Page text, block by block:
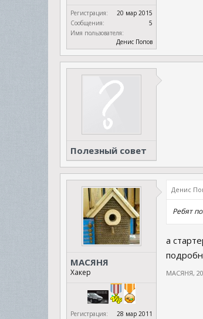
Регистрация:
20 мар 2015
Сообщения:
5
Имя пользователя:
Денис Попов
Полезный совет
МАСЯНЯ
Хакер
Регистрация:
28 мар 2011
Денис
Ребят
а
МАСЯНЯ,